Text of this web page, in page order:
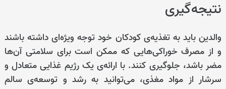
نتیجه‌گیری
والدین باید به تغذیه‌ی کودکان خود توجه ویژه‌ای داشته باشند
و از مصرف خوراکی‌هایی که ممکن است برای سلامتی آن‌ها
مضر باشد، جلوگیری کنند. با ارائه‌ی یک رژیم غذایی متعادل و
سرشار از مواد مغذی، می‌توانید به رشد و توسعه‌ی سالم